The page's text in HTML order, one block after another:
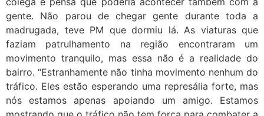
gente. Não parou de chegar gente durante toda a
madrugada, teve PM que dormiu lá. As viaturas que
faziam patrulhamento na região encontraram um
movimento tranquilo, mas essa não é a realidade do
bairro. “Estranhamente não tinha movimento nenhum do
tráfico. Eles estão esperando uma represália forte, mas
nós estamos apenas apoiando um amigo. Estamos